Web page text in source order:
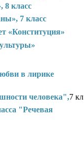
8 класс
7 класс
«Конституция»
в лирике
человека",7 кл
"Речевая